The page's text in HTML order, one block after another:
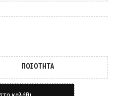
ΠΟΣΟΤΗΤΑ